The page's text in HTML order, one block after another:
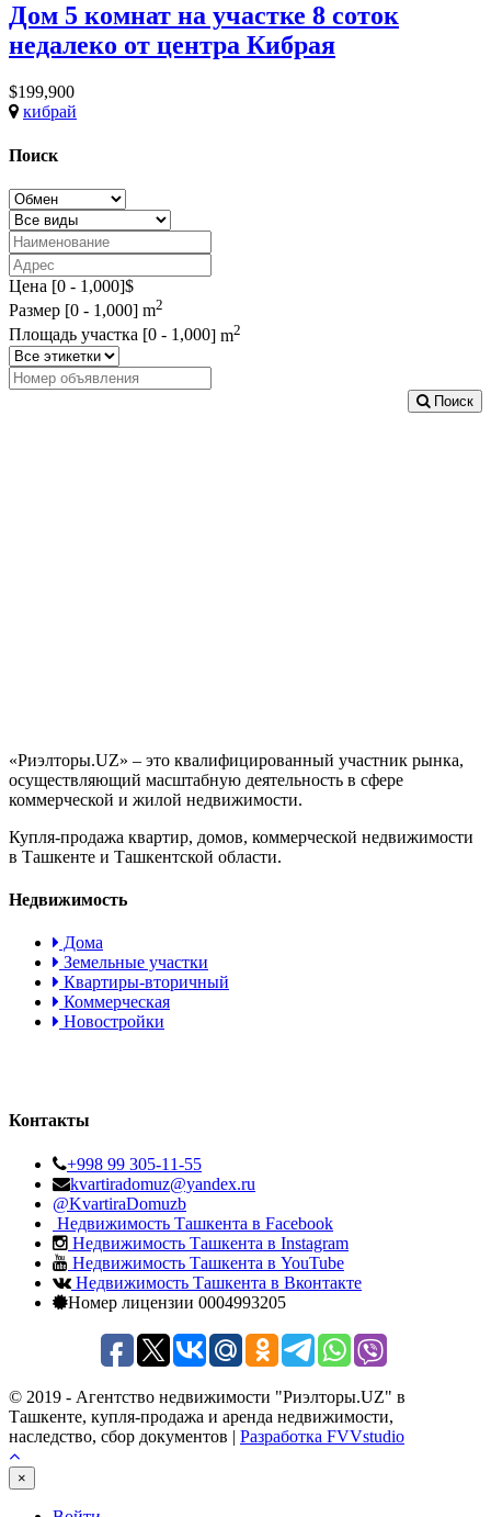
Дом 5 комнат на участке 8 соток
недалеко от центра Кибрая
$199,900
кибрай
Поиск
Цена [0 - 1,000]$
Размер [0 - 1,000] m2
Площадь участка [0 - 1,000] m2
Поиск
«Риэлторы.UZ» – это квалифицированный участник рынка,
осуществляющий масштабную деятельность в сфере
коммерческой и жилой недвижимости.
Купля-продажа квартир, домов, коммерческой недвижимости
в Ташкенте и Ташкентской области.
Недвижимость
Дома
Земельные участки
Квартиры-вторичный
Коммерческая
Новостройки
Контакты
+998 99 305-11-55
kvartiradomuz@yandex.ru
@KvartiraDomuzb
Недвижимость Ташкента в Facebook
Недвижимость Ташкента в Instagram
Недвижимость Ташкента в YouTube
Недвижимость Ташкента в Вконтакте
Номер лицензии 0004993205
© 2019 - Агентство недвижимости "Риэлторы.UZ" в
Ташкенте, купля-продажа и аренда недвижимости,
наследство, сбор документов | Разработка FVVstudio
×